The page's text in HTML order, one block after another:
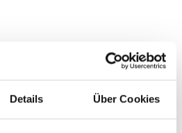
Details Über Cookies